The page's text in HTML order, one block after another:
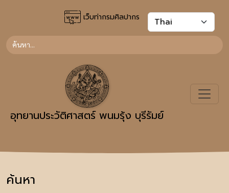
เว็บท่ากรมศิลปากร
อุทยานประวัติศาสตร์ พนมรุ้ง บุรีรัมย์
ค้นหา